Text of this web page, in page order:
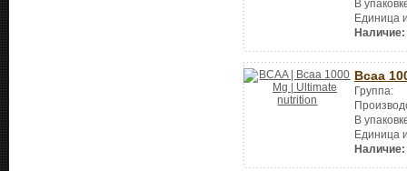
В
Единица
Наличие:
Bcaa
Группа:
В
Единица
Наличие: